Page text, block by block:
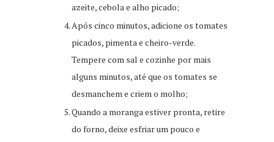
azeite, cebola e alho picado;
Após cinco minutos, adicione os tomates
picados, pimenta e cheiro-verde.
Tempere com sal e cozinhe por mais
alguns minutos, até que os tomates se
desmanchem e criem o molho;
Quando a moranga estiver pronta, retire
do forno, deixe esfriar um pouco e